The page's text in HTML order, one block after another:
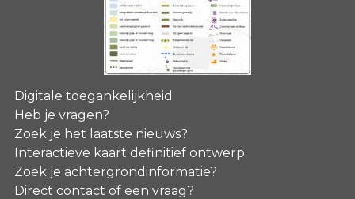
Digitale toegankelijkheid
Heb je vragen?
Zoek je het laatste nieuws?
Interactieve kaart definitief ontwerp
Zoek je achtergrondinformatie?
Direct contact of een vraag?